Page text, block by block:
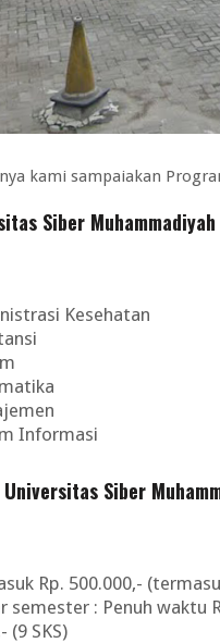
kami sampaiakan
Siber Muhammadiyah
Kesehatan
Informasi
Siber
Rp. 500.000,-
semester : Penuh waktu
(9 SKS)